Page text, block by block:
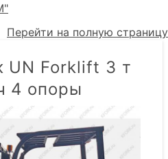
Перейти на полную страницу
UN Forklift 3 т
4 опоры